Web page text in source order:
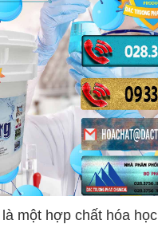
là một hợp chất hóa